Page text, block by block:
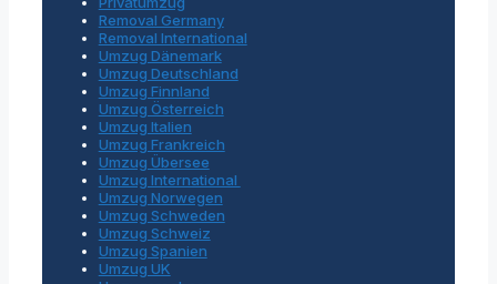
Removal Germany
Removal International
Umzug Dänemark
Umzug Deutschland
Umzug Finnland
Umzug Österreich
Umzug Italien
Umzug Frankreich
Umzug Übersee
Umzug International
Umzug Norwegen
Umzug Schweden
Umzug Schweiz
Umzug Spanien
Umzug UK